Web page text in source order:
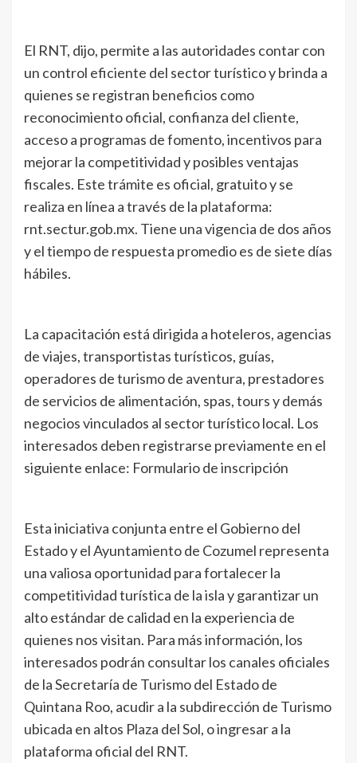
El RNT, dijo, permite a las autoridades contar con
un control eficiente del sector turístico y brinda a
quienes se registran beneficios como
reconocimiento oficial, confianza del cliente,
acceso a programas de fomento, incentivos para
mejorar la competitividad y posibles ventajas
fiscales. Este trámite es oficial, gratuito y se
realiza en línea a través de la plataforma:
rnt.sectur.gob.mx. Tiene una vigencia de dos años
y el tiempo de respuesta promedio es de siete días
hábiles.
La capacitación está dirigida a hoteleros, agencias
de viajes, transportistas turísticos, guías,
operadores de turismo de aventura, prestadores
de servicios de alimentación, spas, tours y demás
negocios vinculados al sector turístico local. Los
interesados deben registrarse previamente en el
siguiente enlace: Formulario de inscripción
Esta iniciativa conjunta entre el Gobierno del
Estado y el Ayuntamiento de Cozumel representa
una valiosa oportunidad para fortalecer la
competitividad turística de la isla y garantizar un
alto estándar de calidad en la experiencia de
quienes nos visitan. Para más información, los
interesados podrán consultar los canales oficiales
de la Secretaría de Turismo del Estado de
Quintana Roo, acudir a la subdirección de Turismo
ubicada en altos Plaza del Sol, o ingresar a la
plataforma oficial del RNT.